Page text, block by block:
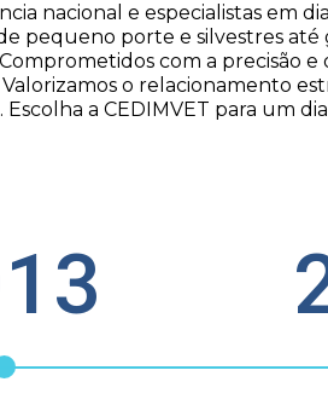
nacional e especialistas em
pequeno porte e silvestres até
com a precisão
o relacionamento
a CEDIMVET para um